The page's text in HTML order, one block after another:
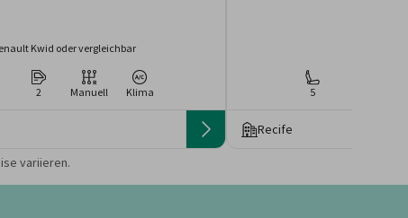
Kwid oder vergleichbar
2 Manuell Klima 5
Recife
Preise von der
variieren.